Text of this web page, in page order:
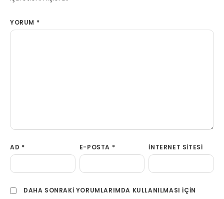
YORUM *
AD * E-POSTA * İNTERNET SITESI
DAHA SONRAKI YORUMLARIMDA KULLANILMASI IÇIN